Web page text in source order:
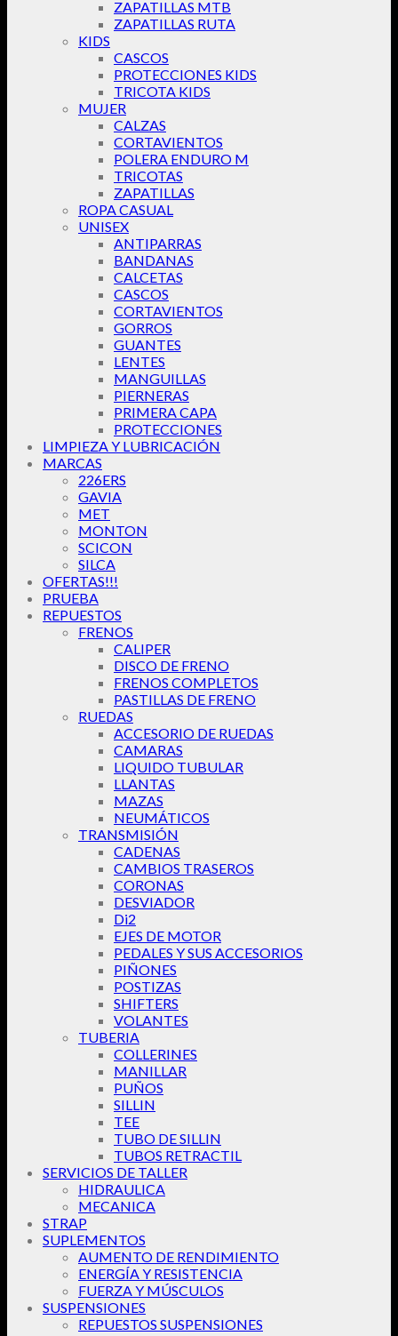
ZAPATILLAS MTB
ZAPATILLAS RUTA
KIDS
CASCOS
PROTECCIONES KIDS
TRICOTA KIDS
MUJER
CALZAS
CORTAVIENTOS
POLERA ENDURO M
TRICOTAS
ZAPATILLAS
ROPA CASUAL
UNISEX
ANTIPARRAS
BANDANAS
CALCETAS
CASCOS
CORTAVIENTOS
GORROS
GUANTES
LENTES
MANGUILLAS
PIERNERAS
PRIMERA CAPA
PROTECCIONES
LIMPIEZA Y LUBRICACIÓN
MARCAS
226ERS
GAVIA
MET
MONTON
SCICON
SILCA
OFERTAS!!!
PRUEBA
REPUESTOS
FRENOS
CALIPER
DISCO DE FRENO
FRENOS COMPLETOS
PASTILLAS DE FRENO
RUEDAS
ACCESORIO DE RUEDAS
CAMARAS
LIQUIDO TUBULAR
LLANTAS
MAZAS
NEUMÁTICOS
TRANSMISIÓN
CADENAS
CAMBIOS TRASEROS
CORONAS
DESVIADOR
Di2
EJES DE MOTOR
PEDALES Y SUS ACCESORIOS
PIÑONES
POSTIZAS
SHIFTERS
VOLANTES
TUBERIA
COLLERINES
MANILLAR
PUÑOS
SILLIN
TEE
TUBO DE SILLIN
TUBOS RETRACTIL
SERVICIOS DE TALLER
HIDRAULICA
MECANICA
STRAP
SUPLEMENTOS
AUMENTO DE RENDIMIENTO
ENERGÍA Y RESISTENCIA
FUERZA Y MÚSCULOS
SUSPENSIONES
REPUESTOS SUSPENSIONES